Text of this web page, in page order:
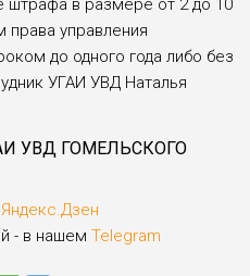
штрафа в размере от 2 до 10
права управления
до одного года либо без
УГАИ УВД Наталья
УВД ГОМЕЛЬСКОГО
Яндекс.Дзен
- в нашем Telegram